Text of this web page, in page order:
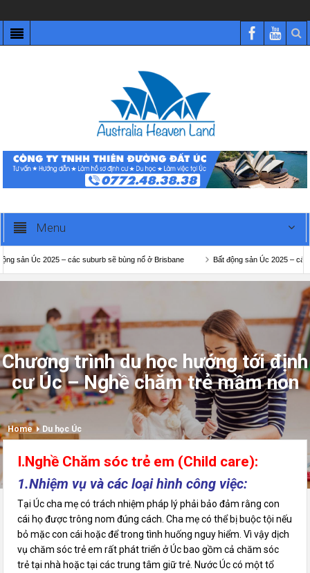
Menu
Úc 2025 – các suburb sẽ bùng nổ ở Brisbane Bất động sản Úc 2025 – các
Chương trình du học hướng tới định
cư Úc – Nghề chăm trẻ mầm non
Home Du học Úc
I.Nghề Chăm sóc trẻ em (Child care):
1.Nhiệm vụ và các loại hình công việc:
Tại Úc cha mẹ có trách nhiệm pháp lý phải bảo đảm rằng con
cái họ được trông nom đúng cách. Cha mẹ có thể bị buộc tội nếu
bỏ mặc con cái hoặc để trong tình huống nguy hiểm. Vì vậy dịch
vụ chăm sóc trẻ em rất phát triển ở Úc bao gồm cả chăm sóc
trẻ tại nhà hoặc tại các trung tâm giữ trẻ. Nước Úc có một tổ